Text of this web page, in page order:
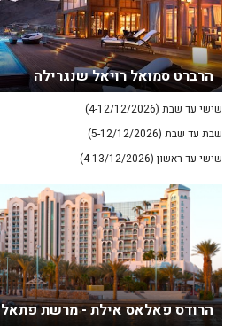
הרברט סמואל רויאל שנגרילה
שישי עד שבת (4-12/12/2026)
שבת עד שבת (5-12/12/2026)
שישי עד ראשון (4-13/12/2026)
הרודס פאלאס אילת - מרשת פתאל